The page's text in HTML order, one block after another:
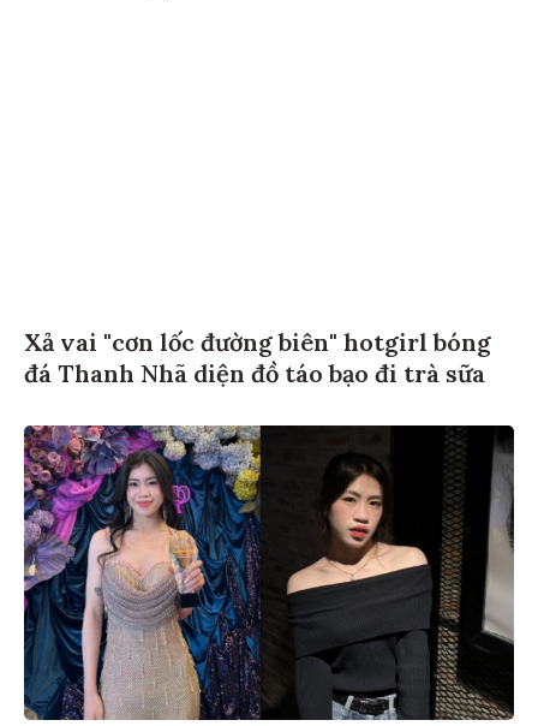
Xả vai "cơn lốc đường biên" hotgirl bóng
đá Thanh Nhã diện đồ táo bạo đi trà sữa